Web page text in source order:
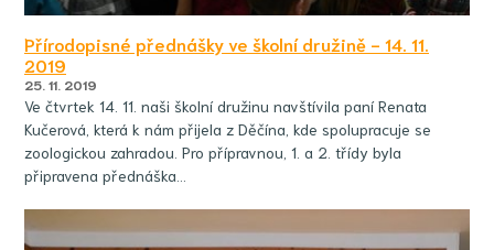
Přírodopisné přednášky ve školní družině - 14. 11.
2019
25. 11. 2019
Ve čtvrtek 14. 11. naši školní družinu navštívila paní Renata
Kučerová, která k nám přijela z Děčína, kde spolupracuje se
zoologickou zahradou. Pro přípravnou, 1. a 2. třídy byla
připravena přednáška…